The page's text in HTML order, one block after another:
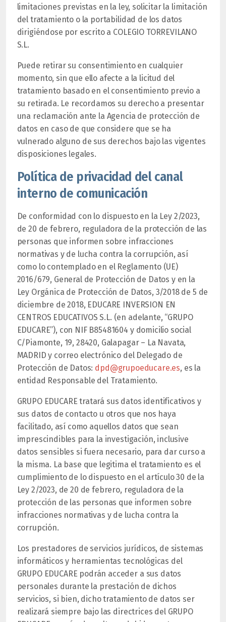
limitaciones previstas en la ley, solicitar la limitación
del tratamiento o la portabilidad de los datos
dirigiéndose por escrito a COLEGIO TORREVILANO
S.L.
Puede retirar su consentimiento en cualquier
momento, sin que ello afecte a la licitud del
tratamiento basado en el consentimiento previo a
su retirada. Le recordamos su derecho a presentar
una reclamación ante la Agencia de protección de
datos en caso de que considere que se ha
vulnerado alguno de sus derechos bajo las vigentes
disposiciones legales.
Política de privacidad del canal
interno de comunicación
De conformidad con lo dispuesto en la Ley 2/2023,
de 20 de febrero, reguladora de la protección de las
personas que informen sobre infracciones
normativas y de lucha contra la corrupción, así
como lo contemplado en el Reglamento (UE)
2016/679, General de Protección de Datos y en la
Ley Orgánica de Protección de Datos, 3/2018 de 5 de
diciembre de 2018, EDUCARE INVERSION EN
CENTROS EDUCATIVOS S.L. (en adelante, “GRUPO
EDUCARE”), con NIF B85481604 y domicilio social
C/Piamonte, 19, 28420, Galapagar – La Navata,
MADRID y correo electrónico del Delegado de
Protección de Datos: dpd@grupoeducare.es, es la
entidad Responsable del Tratamiento.
GRUPO EDUCARE tratará sus datos identificativos y
sus datos de contacto u otros que nos haya
facilitado, así como aquellos datos que sean
imprescindibles para la investigación, inclusive
datos sensibles si fuera necesario, para dar curso a
la misma. La base que legitima el tratamiento es el
cumplimiento de lo dispuesto en el artículo 30 de la
Ley 2/2023, de 20 de febrero, reguladora de la
protección de las personas que informen sobre
infracciones normativas y de lucha contra la
corrupción.
Los prestadores de servicios jurídicos, de sistemas
informáticos y herramientas tecnológicas del
GRUPO EDUCARE podrán acceder a sus datos
personales durante la prestación de dichos
servicios, si bien, dicho tratamiento de datos ser
realizará siempre bajo las directrices del GRUPO